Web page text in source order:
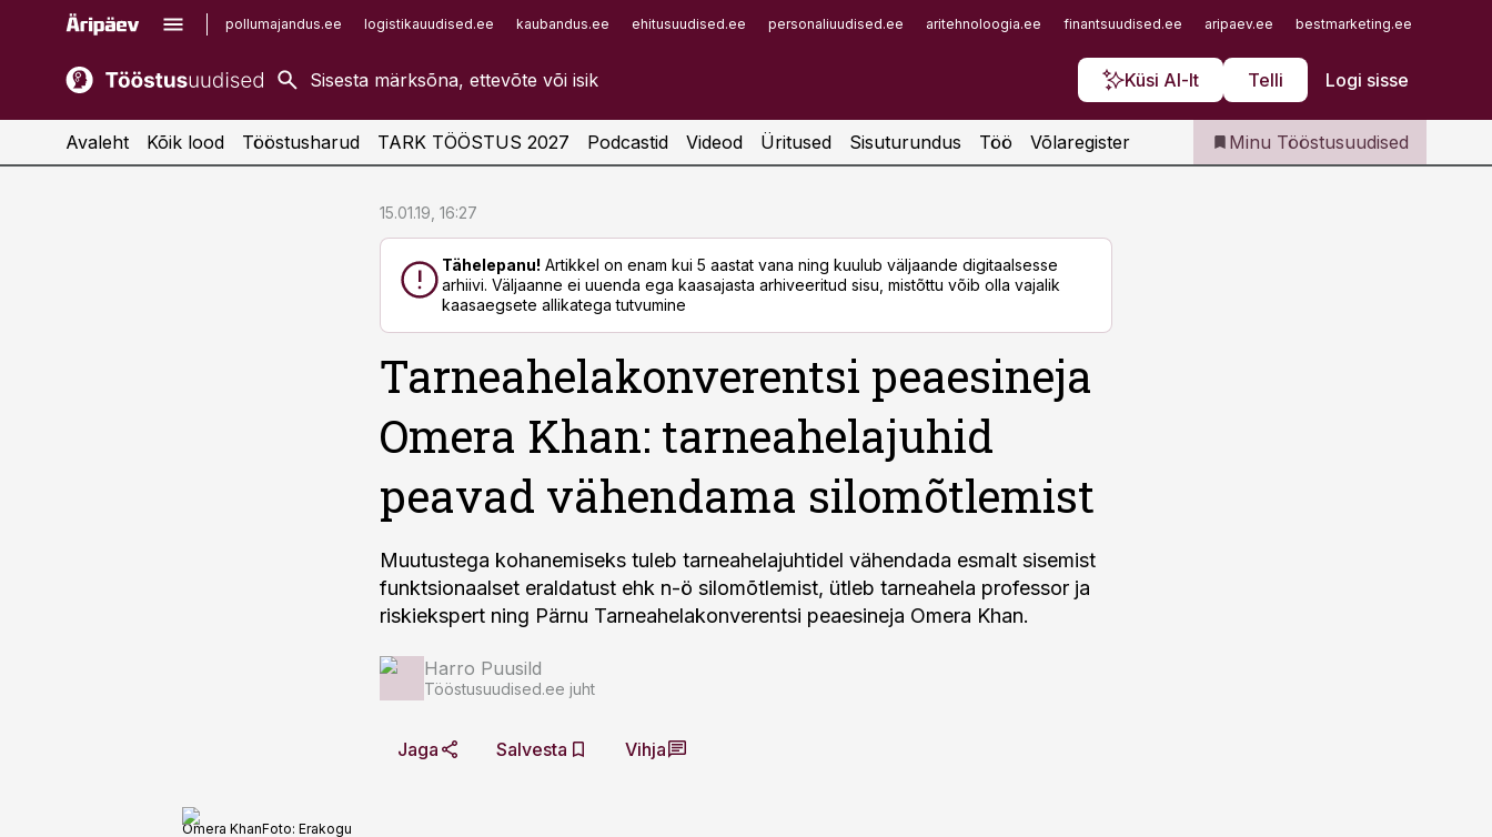
pollumajandus.ee logistikauudised.ee kaubandus.ee ehitusuudised.ee personaliuudised.ee aritehnoloogia.ee finantsuudised.ee aripaev.ee bestmarketing.ee
Küsi AI-lt Telli Logi sisse
kaubandus.ee
kinnisvarauudised.ee
imelineajalugu.ee
Infopank
Iseteenindus
Telli Tööstusuudised
Avaleht Kõik lood Tööstusharud TARK TÖÖSTUS 2027 Podcastid Videod Üritused Sisuturundus Töö Võlaregister Minu Tööstusuudised
15.01.19, 16:27
Tähelepanu! Artikkel on enam kui 5 aastat vana ning kuulub väljaande digitaalsesse
arhiivi. Väljaanne ei uuenda ega kaasajasta arhiveeritud sisu, mistõttu võib olla vajalik
kaasaegsete allikatega tutvumine
Tarneahelakonverentsi peaesineja
Omera Khan: tarneahelajuhid
peavad vähendama silomõtlemist
Muutustega kohanemiseks tuleb tarneahelajuhtidel vähendada esmalt sisemist
funktsionaalset eraldatust ehk n-ö silomõtlemist, ütleb tarneahela professor ja
riskiekspert ning Pärnu Tarneahelakonverentsi peaesineja Omera Khan.
Harro Puusild
Tööstusuudised.ee juht
Jaga Salvesta Vihja
Omera KhanFoto: Erakogu